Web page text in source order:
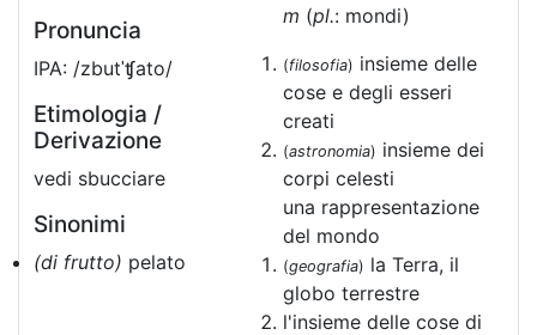
Pronuncia
IPA: /zbutˈʧato/
Etimologia /
Derivazione
vedi sbucciare
Sinonimi
(di frutto) pelato
m (pl.: mondi)
(filosofia) insieme delle
cose e degli esseri
creati
(astronomia) insieme dei
corpi celesti
una rappresentazione
del mondo
(geografia) la Terra, il
globo terrestre
l'insieme delle cose di